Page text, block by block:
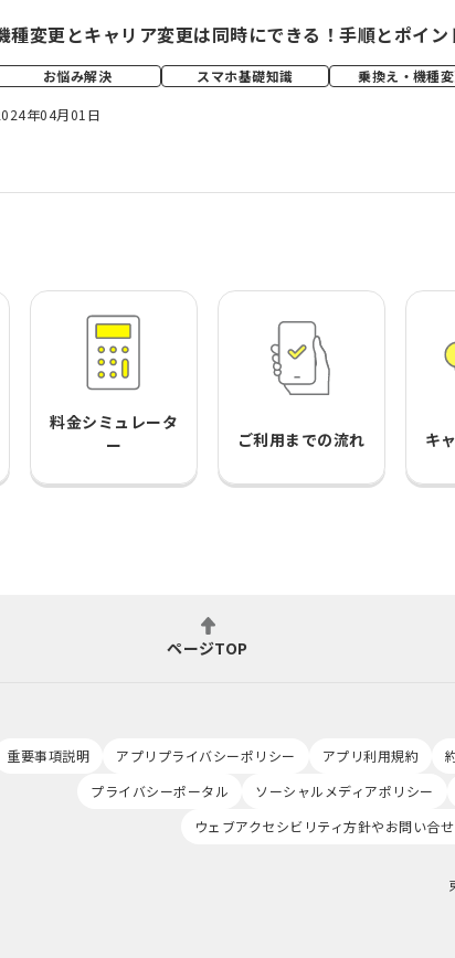
種変更とキャリア変更は同時にできる！手順とポイ
お悩み解決 スマホ基礎知識 乗換え・機種
年04月01日
料金シミュレータ
ー
ご利用までの流れ キ
ページTOP
重要事項説明 アプリプライバシーポリシー アプリ利用規約
プライバシーポータル
ソーシャルメディアポリシー
ウェブアクセシビリティ方針やお問い合